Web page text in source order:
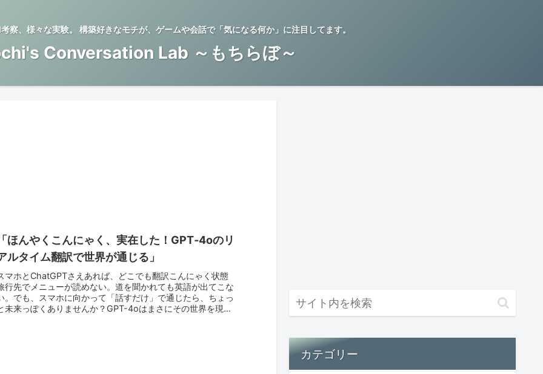
察、様々な実験。 構築好きなモチが、ゲームや会話で「気になる何か」に注目してます。
Conversation Lab ～もちらぼ～
ほんやくこんにゃく、実在した！GPT‑4oのリ
ルタイム翻訳で世界が通じる」
マホとChatGPTさえあれば、どこでも翻訳こんにゃく状態
行先でメニューが読めない。道を聞かれても英語が出てこな
。でも、スマホに向かって「話すだけ」で通じたら、ちょっ
未来っぽくありませんか？GPT-4oはまさにその世界を現実
カテゴリー